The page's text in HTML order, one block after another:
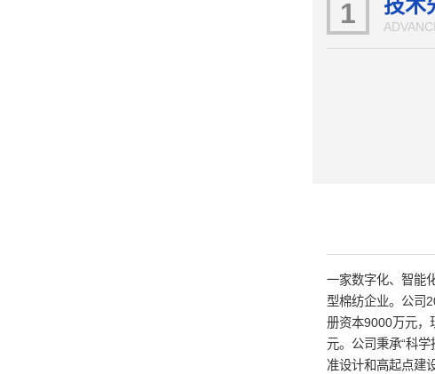
1 技术
一家数字化、智能
型棉纺企业。公司
册资本9000万元，
元。公司秉承“科
准设计和高起点建